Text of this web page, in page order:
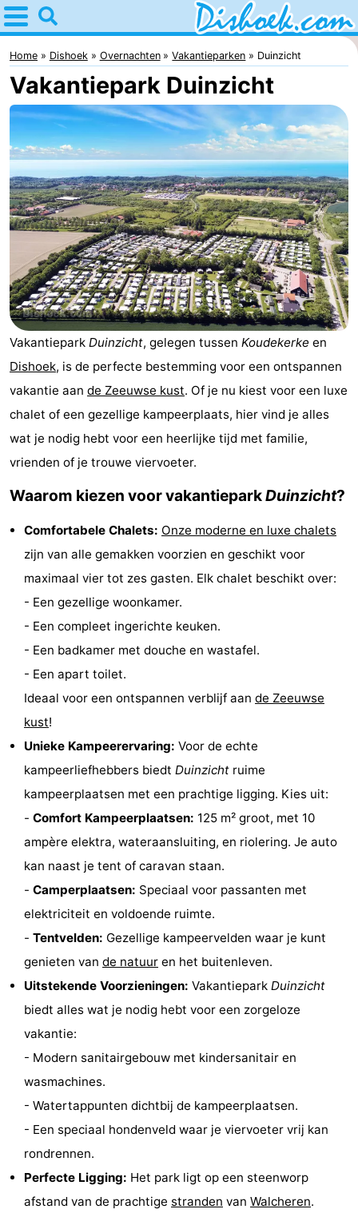
Home
Dishoek
Tips
kinderen
Overnachten
Appartementen
-
Duinhof
Klein
Dishoek
-
Martina
-
Noordzee
Résidence
Dishoek
Bed
(&
breakfasts)
Campings
Hotels
Vakantiehuizen
Duinhof
Klein
Duinzicht
Meerpaal
Resort
Vlissingen
Noordzee
Résidence
Dishoek
Strandcamping
Valkenisse
Strandpark
Zeeland
Vebenabos
Westduin
Last
minutes
Strand
Zien
doen
Bezienswaardigheden
-
Monumenten
Speeltuinen
Binnenspeeltuinen
Home Dishoek Overnachten Vakantieparken Duinzicht
Vakantiepark Duinzicht
Vakantiepark Duinzicht, gelegen tussen Koudekerke en
Dishoek, is de perfecte bestemming voor een ontspannen
vakantie aan de Zeeuwse kust. Of je nu kiest voor een luxe
chalet of een gezellige kampeerplaats, hier vind je alles
wat je nodig hebt voor een heerlijke tijd met familie,
vrienden of je trouwe viervoeter.
Waarom kiezen voor vakantieparkDuinzicht?
Comfortabele Chalets: Onze moderne en luxe chalets
zijn van alle gemakken voorzien en geschikt voor
maximaal vier tot zes gasten. Elk chalet beschikt over:
- Een gezellige woonkamer.
- Een compleet ingerichte keuken.
- Een badkamer met douche en wastafel.
- Een apart toilet.
Ideaal voor een ontspannen verblijf aan de Zeeuwse
kust!
Unieke Kampeerervaring: Voor de echte
kampeerliefhebbers biedt Duinzicht ruime
kampeerplaatsen met een prachtige ligging. Kies uit:
- Comfort Kampeerplaatsen: 125 m² groot, met 10
ampère elektra, wateraansluiting, en riolering. Je auto
kan naast je tent of caravan staan.
- Camperplaatsen: Speciaal voor passanten met
elektriciteit en voldoende ruimte.
- Tentvelden: Gezellige kampeervelden waar je kunt
genieten van de natuur en het buitenleven.
Uitstekende Voorzieningen: Vakantiepark Duinzicht
biedt alles wat je nodig hebt voor een zorgeloze
vakantie:
- Modern sanitairgebouw met kindersanitair en
wasmachines.
- Watertappunten dichtbij de kampeerplaatsen.
- Een speciaal hondenveld waar je viervoeter vrij kan
rondrennen.
Perfecte Ligging: Het park ligt op een steenworp
afstand van de prachtige stranden van Walcheren.